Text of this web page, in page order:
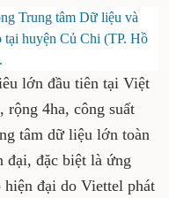
Trung tâm Dữ liệu và
tại huyện Củ Chi (TP. Hồ
lớn đầu tiên tại Việt
4ha, công suất
tâm dữ liệu lớn toàn
đại, đặc biệt là ứng
đại do Viettel phát